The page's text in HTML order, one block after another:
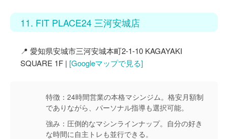
11. FIT PLACE24 三河安城店
📍 愛知県安城市三河安城本町2-1-10 KAGAYAKI
SQUARE 1F | [Googleマップで見る]
特徴： 24時間営業の本格マシンジム。格安月額制
でありながら、パーソナル指導も選択可能。
強み： 圧倒的なマシンラインナップ。自分の好き
な時間に自主トレも並行できる。